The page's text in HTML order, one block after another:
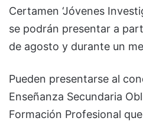
Certamen ‘Jóvenes
se podrán presentar a
de agosto y durante un
Pueden presentarse al
Enseñanza Secundaria
Formación Profesional